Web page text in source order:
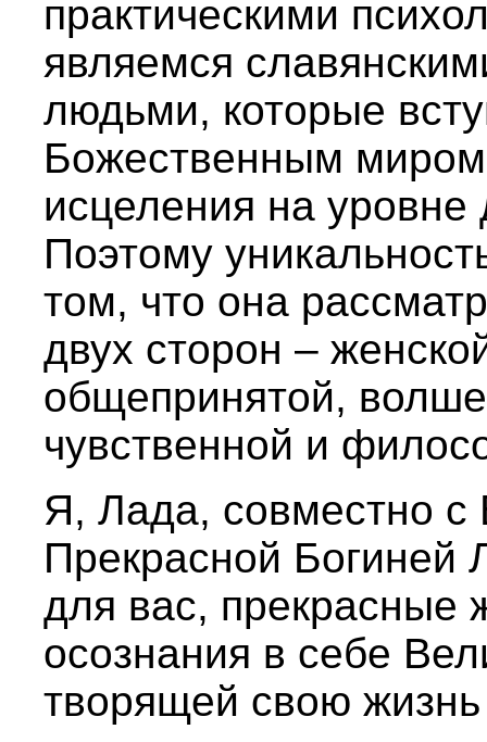
практическими
являемся
людьми, которые
Божественным
исцеления на
Поэтому
том, что она
двух сторон –
общепринятой,
чувственной и
Я, Лада, совместно
Прекрасной Богиней
для вас,
осознания в себе
творящей свою жизнь